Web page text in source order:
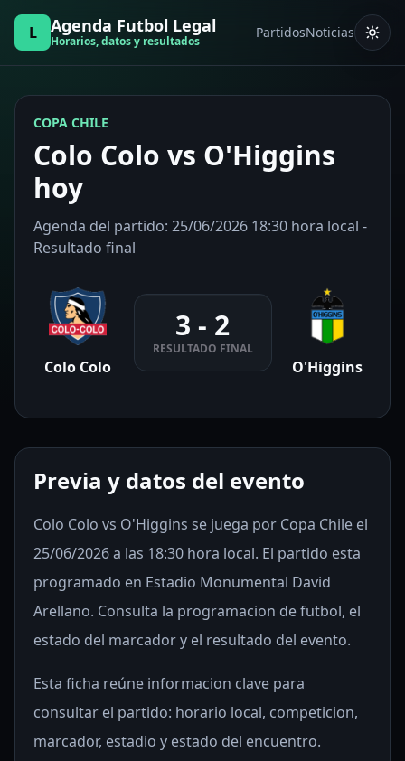
L Agenda Futbol Legal
Horarios, datos y resultados
PartidosNoticias
COPA CHILE
Colo Colo vs O'Higgins
hoy
Agenda del partido: 25/06/2026 18:30 hora local -
Resultado final
Colo Colo
3 - 2
RESULTADO FINAL
O'Higgins
Previa y datos del evento
Colo Colo vs O'Higgins se juega por Copa Chile el
25/06/2026 a las 18:30 hora local. El partido esta
programado en Estadio Monumental David
Arellano. Consulta la programacion de futbol, el
estado del marcador y el resultado del evento.
Esta ficha reúne informacion clave para
consultar el partido: horario local, competicion,
marcador, estadio y estado del encuentro.